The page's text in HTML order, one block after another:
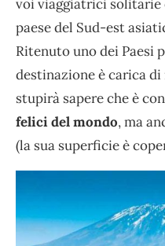
voi viaggiatrici solitarie
paese del Sud-est
Ritenuto uno dei Paesi
destinazione è carica
stupirà sapere che è
felici del mondo, ma
(la sua superficie è